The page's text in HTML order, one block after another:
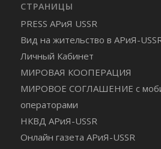
СТРАНИЦЫ
PRESS АРиЯ USSR
Вид на жительство в АРиЯ-
Личный Кабинет
МИРОВАЯ КООПЕРАЦИЯ
МИРОВОЕ СОГЛАШЕНИЕ с
операторами
НКВД АРиЯ-USSR
Онлайн газета АРиЯ-USSR